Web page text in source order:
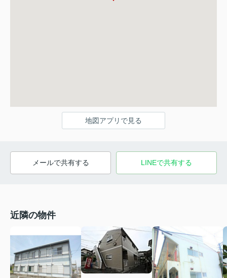
地図アプリで見る
メールで共有する LINEで共有する
近隣の物件